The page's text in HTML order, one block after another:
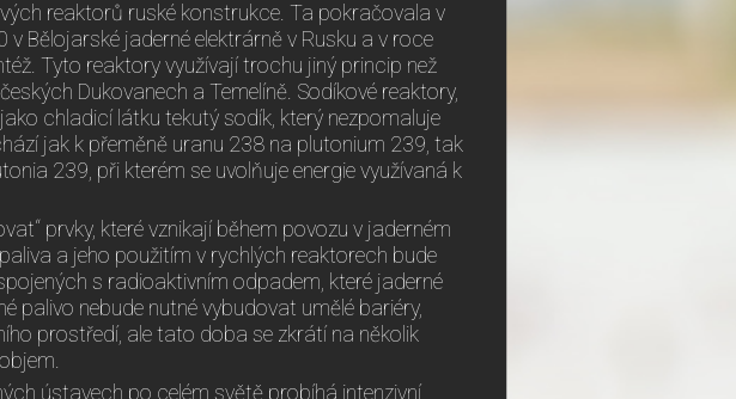
reaktorů ruské konstrukce. Ta pokračovala v
Bělojarské jaderné elektrárně v Rusku a v roce
Tyto reaktory využívají trochu jiný princip než
Dukovanech a Temelíně. Sodíkové reaktory,
chladicí látku tekutý sodík, který nezpomaluje
jak k přeměně uranu 238 na plutonium 239, tak
239, při kterém se uvolňuje energie využívaná k
prvky, které vznikají během povozu v jaderném
a jeho použitím v rychlých reaktorech bude
s radioaktivním odpadem, které jaderné
palivo nebude nutné vybudovat umělé bariéry,
prostředí, ale tato doba se zkrátí na několik
ústavech po celém světě probíhá intenzivní